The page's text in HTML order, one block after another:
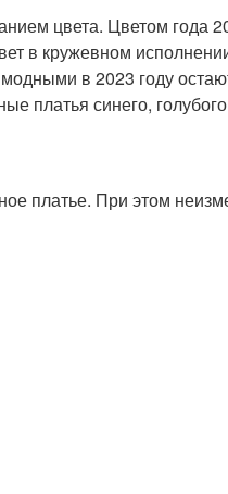
цвета. Цветом года
в кружевном
в 2023 году
платья синего,
платье. При этом